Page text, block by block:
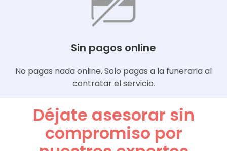
Sin pagos online
No pagas nada online. Solo pagas a la funeraria al
contratar el servicio.
Déjate asesorar sin
compromiso por